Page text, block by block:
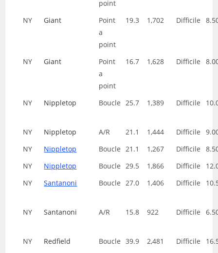
point
NY Giant
Point
a
point
19.3 1,702 Difficile
NY Giant
Point
a
point
16.7 1,628 Difficile
NY Nippletop Boucle 25.7 1,389 Difficile
NY Nippletop A/R 21.1 1,444 Difficile
NY
Nippletop Boucle 21.1 1,267 Difficile
NY
Nippletop Boucle 29.5 1,866 Difficile
NY
Santanoni Boucle 27.0 1,406 Difficile
NY Santanoni A/R 15.8 922 Difficile
NY Redfield Boucle 39.9 2,481 Difficile